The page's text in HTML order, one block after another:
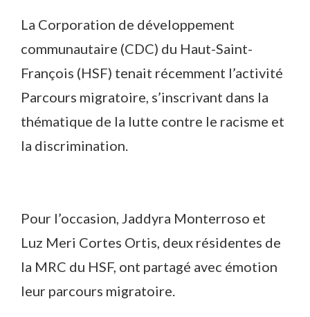
La Corporation de développement
communautaire (CDC) du Haut-Saint-
François (HSF) tenait récemment l’activité
Parcours migratoire, s’inscrivant dans la
thématique de la lutte contre le racisme et
la discrimination.
Pour l’occasion, Jaddyra Monterroso et
Luz Meri Cortes Ortis, deux résidentes de
la MRC du HSF, ont partagé avec émotion
leur parcours migratoire.